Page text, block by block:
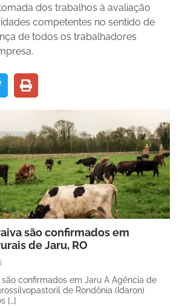
dos trabalhos à avaliação
competentes no sentido de
de todos os trabalhadores
são confirmados em
de Jaru, RO
confirmados em Jaru A Agência de
de Rondônia (Idaron)
[…]